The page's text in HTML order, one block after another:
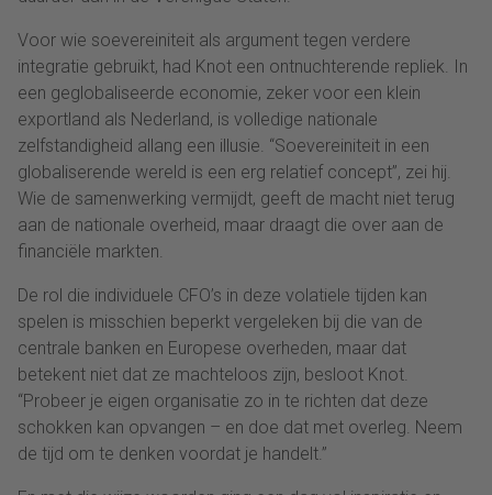
Voor wie soevereiniteit als argument tegen verdere
integratie gebruikt, had Knot een ontnuchterende repliek. In
een geglobaliseerde economie, zeker voor een klein
exportland als Nederland, is volledige nationale
zelfstandigheid allang een illusie. “Soevereiniteit in een
globaliserende wereld is een erg relatief concept”, zei hij.
Wie de samenwerking vermijdt, geeft de macht niet terug
aan de nationale overheid, maar draagt die over aan de
financiële markten.
De rol die individuele CFO’s in deze volatiele tijden kan
spelen is misschien beperkt vergeleken bij die van de
centrale banken en Europese overheden, maar dat
betekent niet dat ze machteloos zijn, besloot Knot.
“Probeer je eigen organisatie zo in te richten dat deze
schokken kan opvangen – en doe dat met overleg. Neem
de tijd om te denken voordat je handelt.”